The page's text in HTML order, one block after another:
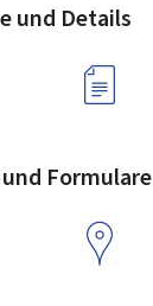
und Details
Formulare